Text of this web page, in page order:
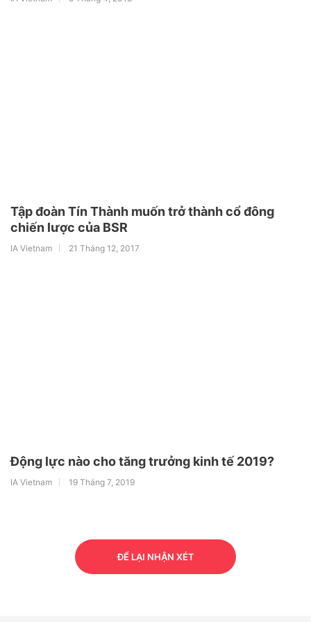
Tập đoàn Tín Thành muốn trở thành cổ đông
chiến lược của BSR
IA Vietnam 21 Tháng 12, 2017
Động lực nào cho tăng trưởng kinh tế 2019?
IA Vietnam 19 Tháng 7, 2019
ĐỂ LẠI NHẬN XÉT